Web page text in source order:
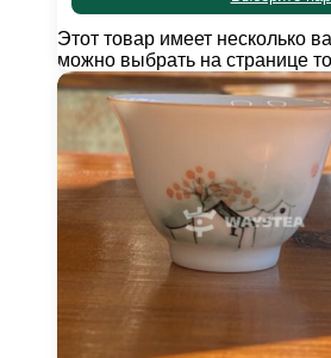
Этот товар имеет несколько
можно выбрать на странице